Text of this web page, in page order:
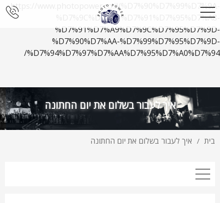
https://www.photopower.co.il/%D7%90%D7%99%D7%9A-
%D7%9C%D7%A2%D7%91%D7%95%D7%A8-
%D7%91%D7%A9%D7%9C%D7%95%D7%9D-
%D7%90%D7%AA-%D7%99%D7%95%D7%9D-
%D7%94%D7%97%D7%AA%D7%95%D7%A0%D7%94/
איך לעבור בשלום את יום החתונה
בית / איך לעבור בשלום את יום החתונה